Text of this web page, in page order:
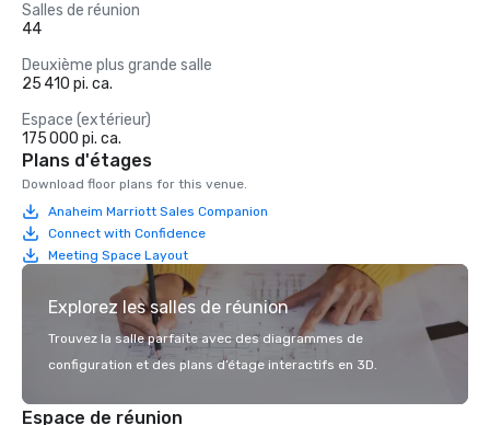
Salles de réunion
44
Deuxième plus grande salle
25 410 pi. ca.
Espace (extérieur)
175 000 pi. ca.
Plans d'étages
Download floor plans for this venue.
Anaheim Marriott Sales Companion
Connect with Confidence
Meeting Space Layout
Explorez les salles de réunion
Trouvez la salle parfaite avec des diagrammes de
configuration et des plans d’étage interactifs en 3D.
Espace de réunion